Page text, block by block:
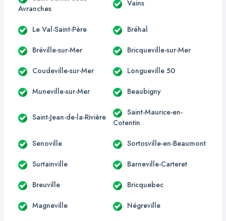
Avranches
Vains
Le Val-Saint-Père Bréhal
Bréville-sur-Mer Bricqueville-sur-Mer
Coudeville-sur-Mer Longueville 50
Muneville-sur-Mer Beaubigny
Saint-Jean-de-la-Rivière
Saint-Maurice-en-
Cotentin
Senoville Sortosville-en-Beaumont
Surtainville Barneville-Carteret
Breuville Bricquebec
Magneville Négreville